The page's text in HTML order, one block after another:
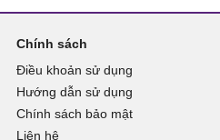
Chính sách
Điều khoản sử dụng
Hướng dẫn sử dụng
Chính sách bảo mật
Liên hệ